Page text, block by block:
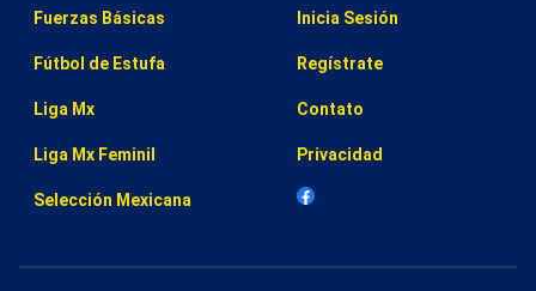
Fuerzas Básicas
Fútbol de Estufa
Liga Mx
Liga Mx Feminil
Selección Mexicana
Inicia Sesión
Regístrate
Contato
Privacidad